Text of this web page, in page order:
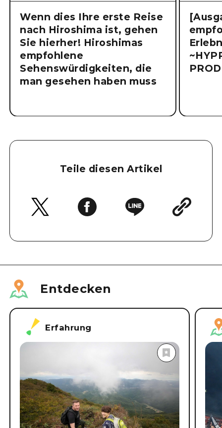
Wenn dies Ihre erste Reise
nach Hiroshima ist, gehen
Sie hierher! Hiroshimas
empfohlene
Sehenswürdigkeiten, die
man gesehen haben muss
Teile diesen Artikel
Entdecken
Erfahrung